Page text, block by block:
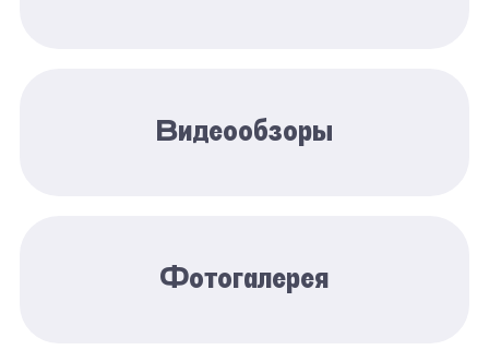
Видеообзоры
Фотогалерея